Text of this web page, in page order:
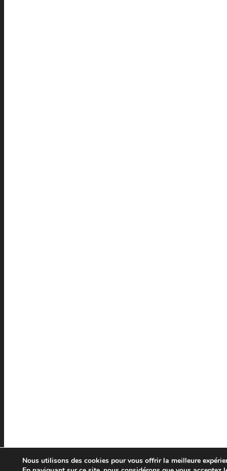
Nous utilisons des cookies pour vous offrir la meilleure